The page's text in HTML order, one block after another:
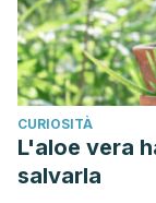
CURIOSITÀ
L'aloe vera
salvarla